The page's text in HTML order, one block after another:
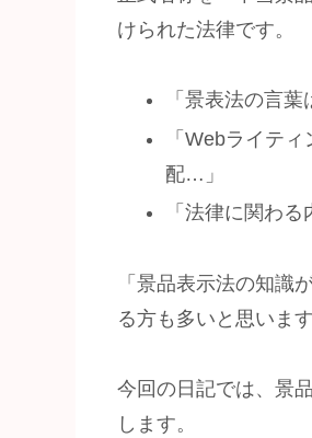
けられた法律です。
「景表法の言
「Webライテ
配…」
「法律に関わ
「景品表示法の知
る方も多いと思います
今回の日記では、景
します。